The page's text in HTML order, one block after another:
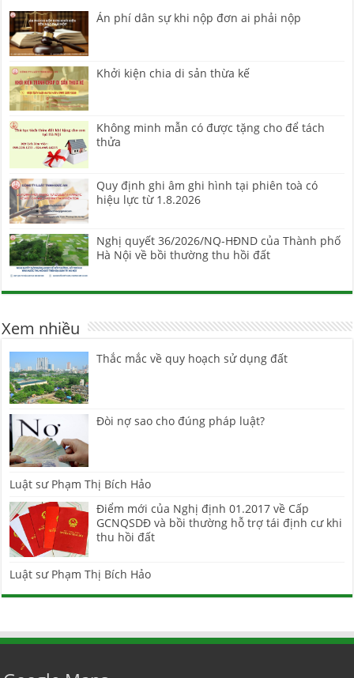
Án phí dân sự khi nộp đơn ai phải nộp
Khởi kiện chia di sản thừa kế
Không minh mẫn có được tặng cho để tách
thửa
Quy định ghi âm ghi hình tại phiên toà có
hiệu lực từ 1.8.2026
Nghị quyết 36/2026/NQ-HĐND của Thành phố
Hà Nội về bồi thường thu hồi đất
Xem nhiều
Thắc mắc về quy hoạch sử dụng đất
Đòi nợ sao cho đúng pháp luật?
Luật sư Phạm Thị Bích Hảo
Điểm mới của Nghị định 01.2017 về Cấp
GCNQSDĐ và bồi thường hỗ trợ tái định cư khi
thu hồi đất
Luật sư Phạm Thị Bích Hảo